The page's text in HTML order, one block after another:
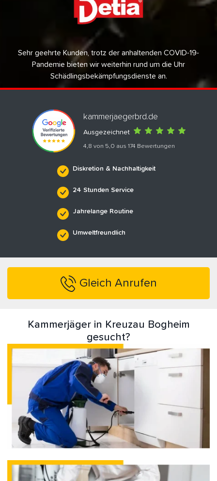
Sehr geehrte Kunden, trotz der anhaltenden COVID-19-
Pandemie bieten wir weiterhin rund um die Uhr
Schädlingsbekämpfungsdienste an.
kammerjaegerbrd.de
Ausgezeichnet
4,8 von 5,0 aus 174 Bewertungen
Diskretion & Nachhaltigkeit
24 Stunden Service
Jahrelange Routine
Umweltfreundlich
Gleich Anrufen
Kammerjäger in Kreuzau Bogheim
gesucht?